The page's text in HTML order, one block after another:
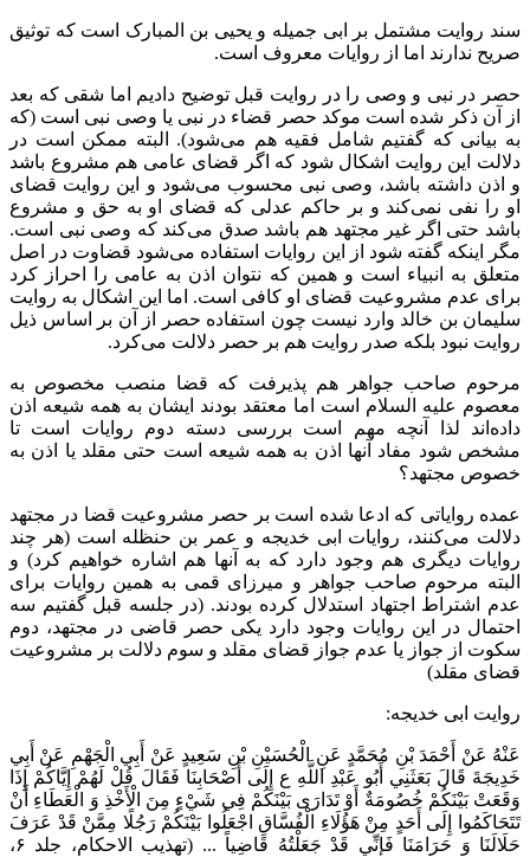
سند روایت مشتمل بر ابی جمیله و یحیی بن المبارک است که توثیق
صریح ندارند اما از روایات معروف است.
حصر در نبی و وصی را در روایت قبل توضیح دادیم اما شقی که بعد
از آن ذکر شده است موکد حصر قضاء در نبی یا وصی نبی است (که
به بیانی که گفتیم شامل فقیه هم می‌شود). البته ممکن است در
دلالت این روایت اشکال شود که اگر قضای عامی هم مشروع باشد
و اذن داشته باشد، وصی نبی محسوب می‌شود و این روایت قضای
او را نفی نمی‌کند و بر حاکم عدلی که قضای او به حق و مشروع
باشد حتی اگر غیر مجتهد هم باشد صدق می‌کند که وصی نبی است.
مگر اینکه گفته شود از این روایات استفاده می‌شود قضاوت در اصل
متعلق به انبیاء است و همین که نتوان اذن به عامی را احراز کرد
برای عدم مشروعیت قضای او کافی است. اما این اشکال به روایت
سلیمان بن خالد وارد نیست چون استفاده حصر از آن بر اساس ذیل
روایت نبود بلکه صدر روایت هم بر حصر دلالت می‌کرد.
مرحوم صاحب جواهر هم پذیرفت که قضا منصب مخصوص به
معصوم علیه السلام است اما معتقد بودند ایشان به همه شیعه اذن
داده‌اند لذا آنچه مهم است بررسی دسته دوم روایات است تا
مشخص شود مفاد آنها اذن به همه شیعه است حتی مقلد یا اذن به
خصوص مجتهد؟
عمده روایاتی که ادعا شده است بر حصر مشروعیت قضا در مجتهد
دلالت می‌کنند، روایات ابی خدیجه و عمر بن حنظله است (هر چند
روایات دیگری هم وجود دارد که به آنها هم اشاره خواهیم کرد) و
البته مرحوم صاحب جواهر و میرزای قمی به همین روایات برای
عدم اشتراط اجتهاد استدلال کرده بودند. (در جلسه قبل گفتیم سه
احتمال در این روایات وجود دارد یکی حصر قاضی در مجتهد، دوم
سکوت از جواز یا عدم جواز قضای مقلد و سوم دلالت بر مشروعیت
قضای مقلد)
روایت ابی خدیجه:
عَنْهُ عَنْ أَحْمَدَ بْنِ مُحَمَّدٍ عَنِ الْحُسَيْنِ بْنِ سَعِيدٍ عَنْ أَبِي الْجَهْمِ عَنْ أَبِي
خَدِيجَةَ قَالَ بَعَثَنِي أَبُو عَبْدِ اللَّهِ ع إِلَى أَصْحَابِنَا فَقَالَ قُلْ لَهُمْ إِيَّاكُمْ إِذَا
وَقَعَتْ بَيْنَكُمْ خُصُومَةٌ أَوْ تَدَارَى بَيْنَكُمْ فِي شَيْ‌ءٍ مِنَ الْأَخْذِ وَ الْعَطَاءِ أَنْ
تَتَحَاكَمُوا إِلَى أَحَدٍ مِنْ هَؤُلَاءِ الْفُسَّاقِ اجْعَلُوا بَيْنَكُمْ رَجُلًا مِمَّنْ قَدْ عَرَفَ
حَلَالَنَا وَ حَرَامَنَا فَإِنِّي قَدْ جَعَلْتُهُ قَاضِياً ... (تهذیب الاحکام، جلد ۶،